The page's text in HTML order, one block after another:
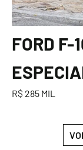
FORD F-
R$ 285 MIL